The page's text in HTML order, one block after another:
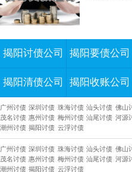
揭阳讨债公司 揭阳要债公司
揭阳清债公司 揭阳收账公司
广州讨债 深圳讨债 珠海讨债 汕头讨债 佛山
茂名讨债 惠州讨债 梅州讨债 汕尾讨债 河源
潮州讨债 揭阳讨债 云浮讨债
广州讨债 深圳讨债 珠海讨债 汕头讨债 佛山
茂名讨债 惠州讨债 梅州讨债 汕尾讨债 河源
潮州讨债 揭阳讨债 云浮讨债